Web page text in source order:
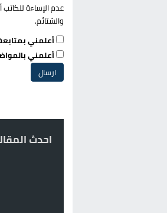
عدم الإساءة
والشتائم.
أعلمني
أعلمني
احدث